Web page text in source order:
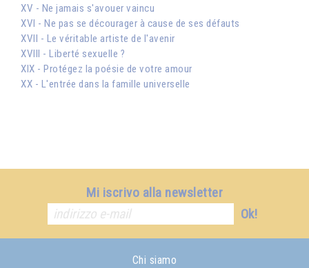
XV - Ne jamais s'avouer vaincu
XVI - Ne pas se décourager à cause de ses défauts
XVII - Le véritable artiste de l'avenir
XVIII - Liberté sexuelle ?
XIX - Protégez la poésie de votre amour
XX - L'entrée dans la famille universelle
Mi iscrivo alla newsletter
Ok!
Chi siamo